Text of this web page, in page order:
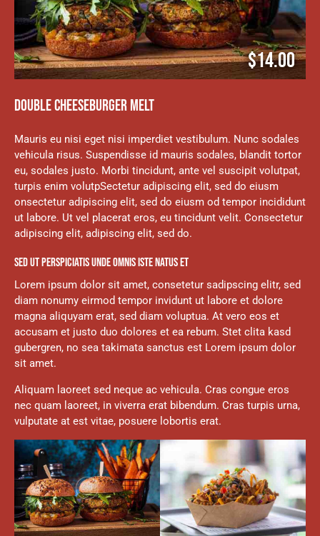
$14.00
DOUBLE CHEESEBURGER MELT
Mauris eu nisi eget nisi imperdiet vestibulum. Nunc sodales
vehicula risus. Suspendisse id mauris sodales, blandit tortor
eu, sodales justo. Morbi tincidunt, ante vel suscipit volutpat,
turpis enim volutpSectetur adipiscing elit, sed do eiusm
onsectetur adipiscing elit, sed do eiusm od tempor incididunt
ut labore. Ut vel placerat eros, eu tincidunt velit. Consectetur
adipiscing elit, adipiscing elit, sed do.
SED UT PERSPICIATIS UNDE OMNIS ISTE NATUS ET
Lorem ipsum dolor sit amet, consetetur sadipscing elitr, sed
diam nonumy eirmod tempor invidunt ut labore et dolore
magna aliquyam erat, sed diam voluptua. At vero eos et
accusam et justo duo dolores et ea rebum. Stet clita kasd
gubergren, no sea takimata sanctus est Lorem ipsum dolor
sit amet.
Aliquam laoreet sed neque ac vehicula. Cras congue eros
nec quam laoreet, in viverra erat bibendum. Cras turpis urna,
vulputate at est vitae, posuere lobortis erat.